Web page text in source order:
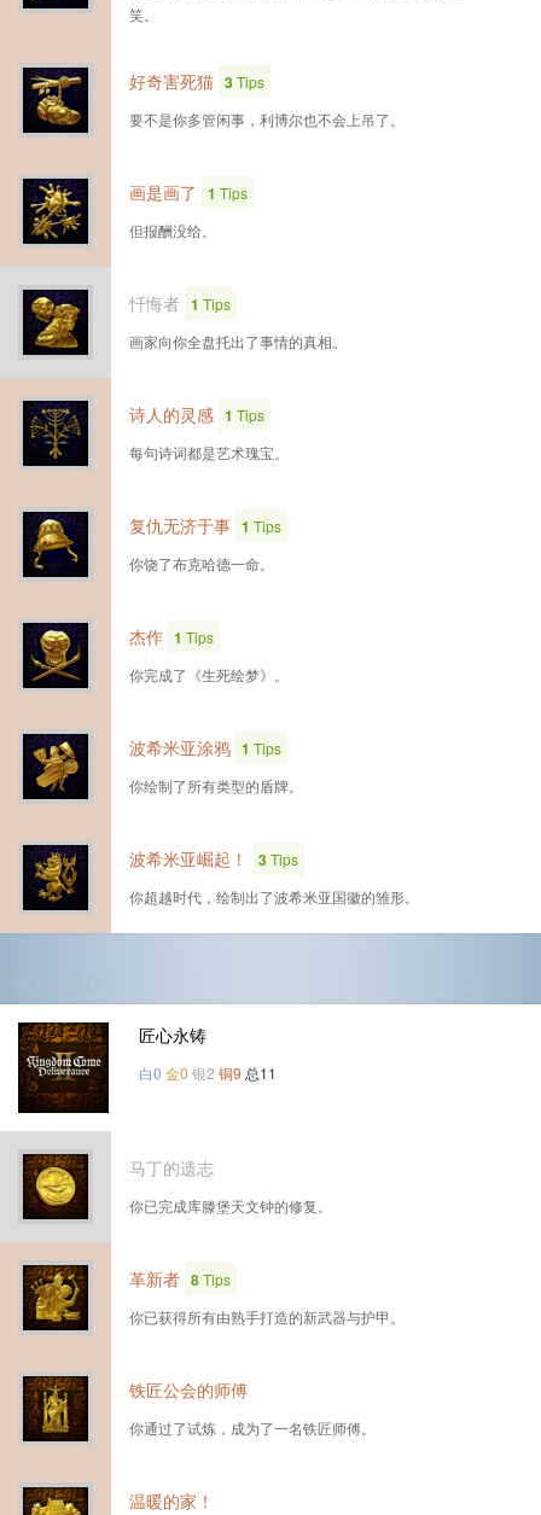
笑。
好奇害死猫 3Tips
要不是你多管闲事，利博尔也不会上吊了。
画是画了 1 Tips
但报酬没给。
忏悔者 1 Tips
画家向你全盘托出了事情的真相。
诗人的灵感 1 Tips
每句诗词都是艺术瑰宝。
复仇无济于事 1 Tips
你饶了布克哈德一命。
杰作 1 Tips
你完成了《生死绘梦》。
波希米亚涂鸦 1 Tips
你绘制了所有类型的盾牌。
波希米亚崛起！ 3Tips
你超越时代，绘制出了波希米亚国徽的雏形。
匠心永铸
白0 金0 银2 铜9 总11
马丁的遗志
你已完成库滕堡天文钟的修复。
革新者 8Tips
你已获得所有由熟手打造的新武器与护甲。
铁匠公会的师傅
你通过了试炼，成为了一名铁匠师傅。
温暖的家！